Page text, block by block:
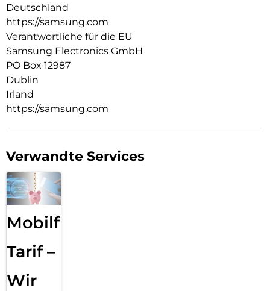
Spare dir die Suche nach deinem S Pen. Mit einem einfachen
Knopfdruck löst du den S Pen und machst ihn einsatzbereit.
Und mit einem Klick lässt er sich wieder an seinen Platz
verstauen.
Deutschland
https://samsung.com
Verantwortliche für die EU
Samsung Electronics GmbH
PO Box 12987
Dublin
Irland
https://samsung.com
Verwandte Services
Mobilfunk
Tarif –
Wir